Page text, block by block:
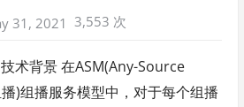
31, 2021 3,553 次
术背景 在ASM(Any-Source
)组播服务模型中，对于每个组播